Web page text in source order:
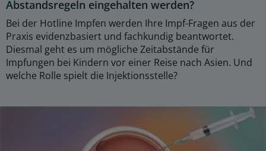
Abstandsregeln eingehalten werden?
Bei der Hotline Impfen werden Ihre Impf-Fragen aus der
Praxis evidenzbasiert und fachkundig beantwortet.
Diesmal geht es um mögliche Zeitabstände für
Impfungen bei Kindern vor einer Reise nach Asien. Und
welche Rolle spielt die Injektionsstelle?